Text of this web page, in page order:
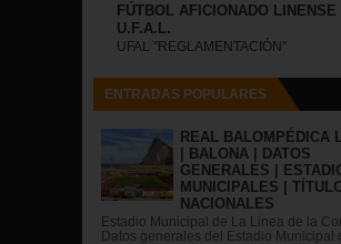
FÚTBOL AFICIONADO LINENSE
U.F.A.L.
UFAL "REGLAMENTACIÓN"
ENTRADAS POPULARES
REAL BALOMPÉDICA
| BALONA | DATOS
GENERALES |
MUNICIPALES |
NACIONALES
Estadio Municipal de La Linea de la
Datos generales del Estadio Municipal